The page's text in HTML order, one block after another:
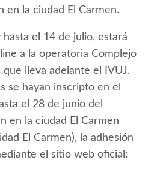
en la ciudad El Carmen.
el 14 de julio, estará
a la operatoria Complejo
lleva adelante el IVUJ.
se hayan inscripto en el
el 28 de junio del
en la ciudad El Carmen
El Carmen), la adhesión
el sitio web oficial: